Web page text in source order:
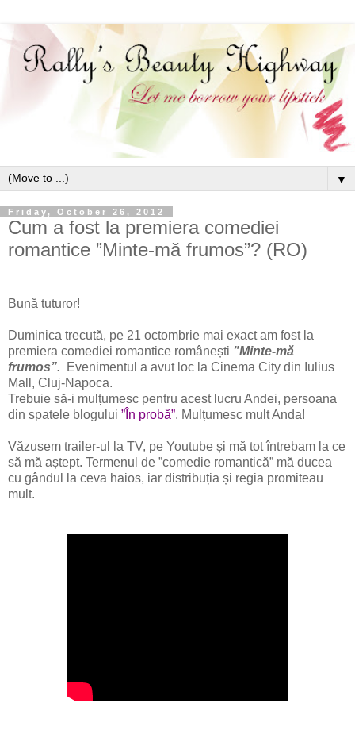
▼
Friday, October 26, 2012
Cum a fost la premiera comediei
romantice ”Minte-mă frumos”? (RO)
Bună tuturor!
Duminica trecută, pe 21 octombrie mai exact am fost la
premiera comediei romantice românești ”Minte-mă
frumos”. Evenimentul a avut loc la Cinema City din Iulius
Mall, Cluj-Napoca.
Trebuie să-i mulțumesc pentru acest lucru Andei, persoana
din spatele blogului ”În probă”. Mulțumesc mult Anda!
Văzusem trailer-ul la TV, pe Youtube și mă tot întrebam la ce
să mă aștept. Termenul de ”comedie romantică” mă ducea
cu gândul la ceva haios, iar distribuția și regia promiteau
mult.